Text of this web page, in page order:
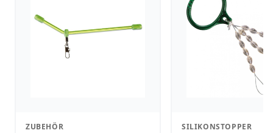
ZUBEHÖR SILIKONSTOPPER